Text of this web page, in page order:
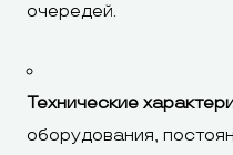
очередей.
Технические
оборудования,